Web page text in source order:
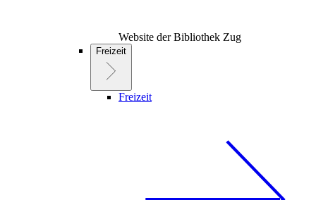
Website der Bibliothek Zug
Freizeit
Freizeit